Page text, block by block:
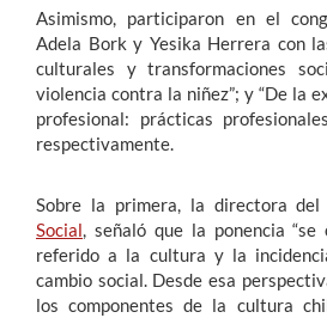
Asimismo, participaron en el
Adela Bork y Yesika Herrera con
culturales y transformaciones
violencia contra la niñez”; y “De la
profesional: prácticas
respectivamente.
Sobre la primera, la directora del
Social, señaló que la ponencia
referido a la cultura y la
cambio social. Desde esa
los componentes de la cultura